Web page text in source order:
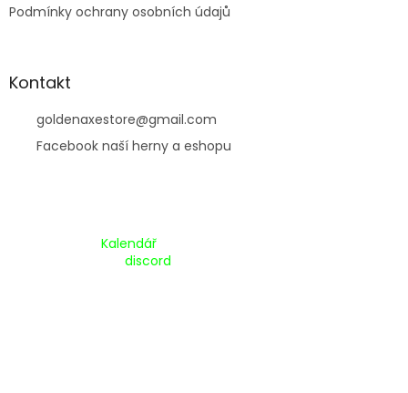
Podmínky ochrany osobních údajů
Kontakt
goldenaxestore@gmail.com
Facebook naší herny a eshopu
Kalendář
discord